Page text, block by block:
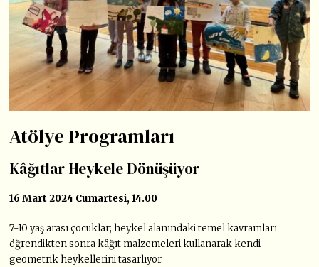
Atölye Programları
Kâğıtlar Heykele Dönüşüyor
16 Mart 2024 Cumartesi, 14.00
7-10 yaş arası çocuklar; heykel alanındaki temel kavramları
öğrendikten sonra kâğıt malzemeleri kullanarak kendi
geometrik heykellerini tasarlıyor.